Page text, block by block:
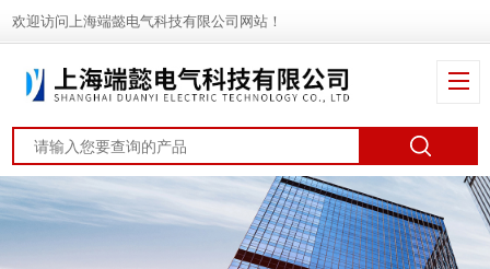
欢迎访问上海端懿电气科技有限公司网站！